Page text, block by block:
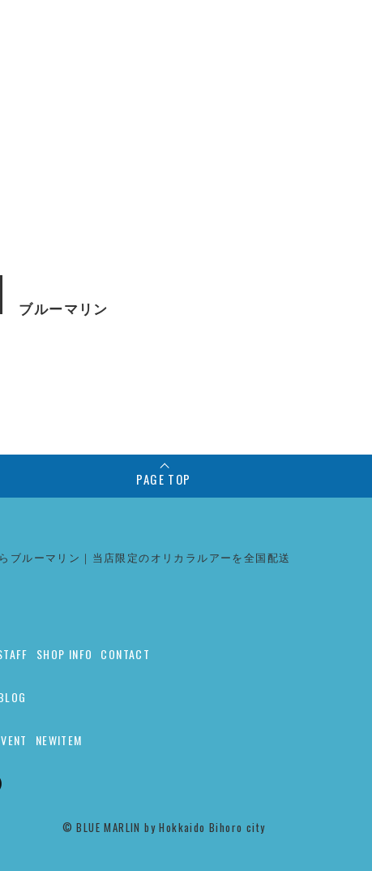
ブルーマリン
PAGE TOP
ブルーマリン｜当店限定のオリカラルアーを全国配送
SHOP INFO CONTACT
NEWITEM
©︎ BLUE MARLIN by Hokkaido Bihoro city